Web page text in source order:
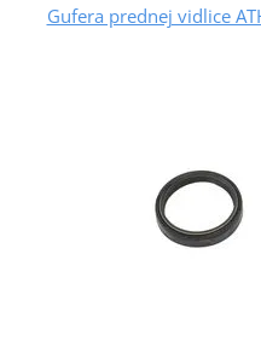
Gufera prednej vidlice